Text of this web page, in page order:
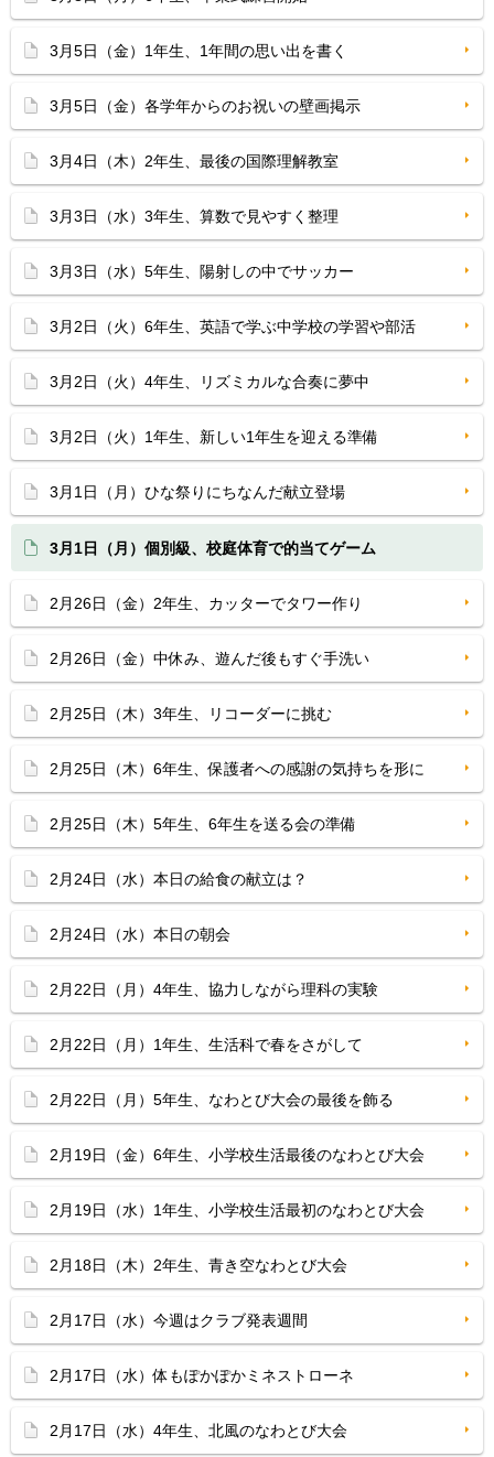
3月5日（金）1年生、1年間の思い出を書く
3月5日（金）各学年からのお祝いの壁画掲示
3月4日（木）2年生、最後の国際理解教室
3月3日（水）3年生、算数で見やすく整理
3月3日（水）5年生、陽射しの中でサッカー
3月2日（火）6年生、英語で学ぶ中学校の学習や部活
3月2日（火）4年生、リズミカルな合奏に夢中
3月2日（火）1年生、新しい1年生を迎える準備
3月1日（月）ひな祭りにちなんだ献立登場
3月1日（月）個別級、校庭体育で的当てゲーム
2月26日（金）2年生、カッターでタワー作り
2月26日（金）中休み、遊んだ後もすぐ手洗い
2月25日（木）3年生、リコーダーに挑む
2月25日（木）6年生、保護者への感謝の気持ちを形に
2月25日（木）5年生、6年生を送る会の準備
2月24日（水）本日の給食の献立は？
2月24日（水）本日の朝会
2月22日（月）4年生、協力しながら理科の実験
2月22日（月）1年生、生活科で春をさがして
2月22日（月）5年生、なわとび大会の最後を飾る
2月19日（金）6年生、小学校生活最後のなわとび大会
2月19日（水）1年生、小学校生活最初のなわとび大会
2月18日（木）2年生、青き空なわとび大会
2月17日（水）今週はクラブ発表週間
2月17日（水）体もぽかぽかミネストローネ
2月17日（水）4年生、北風のなわとび大会